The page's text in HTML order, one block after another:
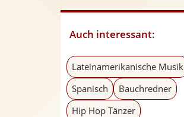
Auch interessant:
Lateinamerikanische Musik
Spanisch
Bauchredner
Hip Hop Tänzer